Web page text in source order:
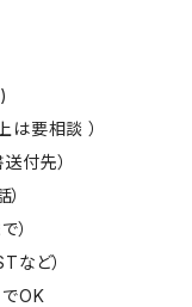
要相談 ）
付先）
）
など）
OK